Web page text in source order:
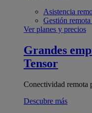
Asistencia
Gestión remota
Ver planes y precios
Grandes
Tensor
Conectividad remota
Descubre más